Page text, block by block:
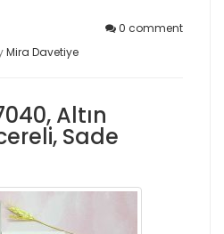
0 comment
Mira Davetiye
Altın
Sade